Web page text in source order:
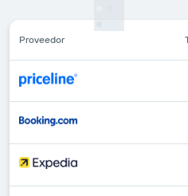
Proveedor